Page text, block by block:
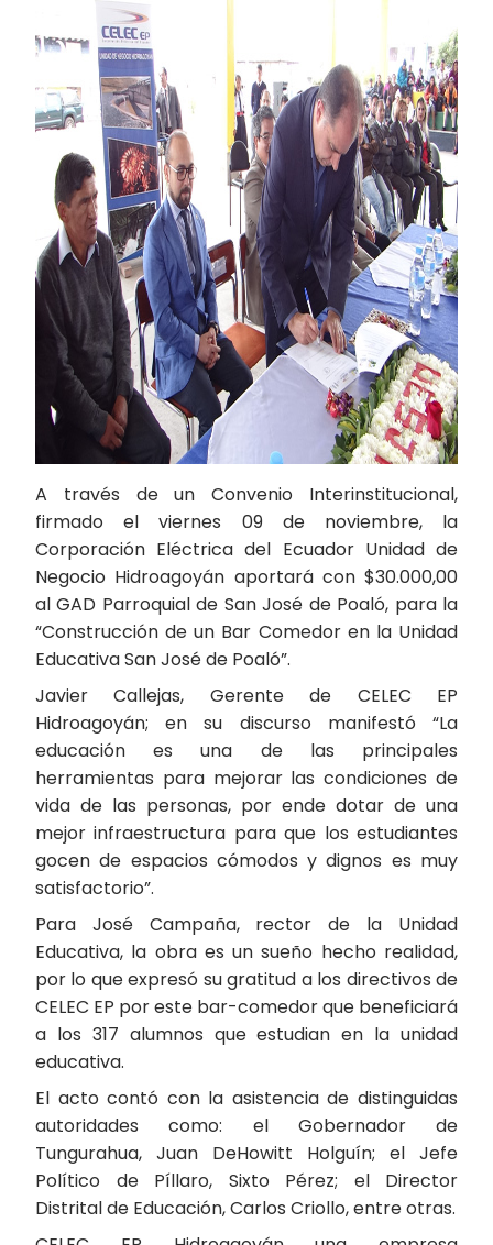
A través de un Convenio Interinstitucional,
firmado el viernes 09 de noviembre, la
Corporación Eléctrica del Ecuador Unidad de
Negocio Hidroagoyán aportará con $30.000,00
al GAD Parroquial de San José de Poaló, para la
“Construcción de un Bar Comedor en la Unidad
Educativa San José de Poaló”.
Javier Callejas, Gerente de CELEC EP
Hidroagoyán; en su discurso manifestó “La
educación es una de las principales
herramientas para mejorar las condiciones de
vida de las personas, por ende dotar de una
mejor infraestructura para que los estudiantes
gocen de espacios cómodos y dignos es muy
satisfactorio”.
Para José Campaña, rector de la Unidad
Educativa, la obra es un sueño hecho realidad,
por lo que expresó su gratitud a los directivos de
CELEC EP por este bar-comedor que beneficiará
a los 317 alumnos que estudian en la unidad
educativa.
El acto contó con la asistencia de distinguidas
autoridades como: el Gobernador de
Tungurahua, Juan DeHowitt Holguín; el Jefe
Político de Píllaro, Sixto Pérez; el Director
Distrital de Educación, Carlos Criollo, entre otras.